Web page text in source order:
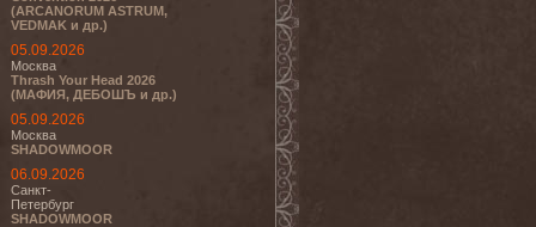
(ARCANORUM ASTRUM,
VEDMAK и др.)
05.09.2026
Москва
Thrash Your Head 2026
(МАФИЯ, ДЕБОШЪ и др.)
05.09.2026
Москва
SHADOWMOOR
06.09.2026
Санкт-
Петербург
SHADOWMOOR